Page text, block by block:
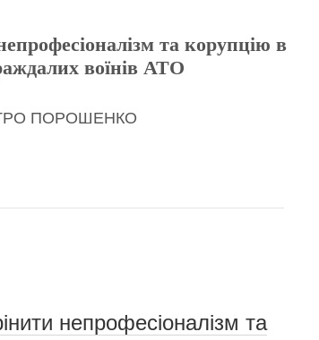
та корупцію в
воїнів АТО
ПОРОШЕНКО
непрофесіоналізм та